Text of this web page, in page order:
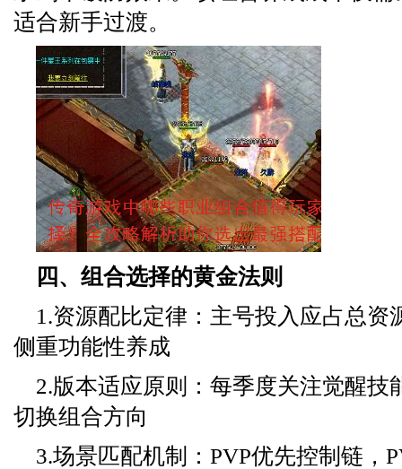
适合新手过渡。
四、组合选择的黄金法则
1.资源配比定律：主号投入应占总资
侧重功能性养成
2.版本适应原则：每季度关注觉醒技
切换组合方向
3.场景匹配机制：PVP优先控制链，